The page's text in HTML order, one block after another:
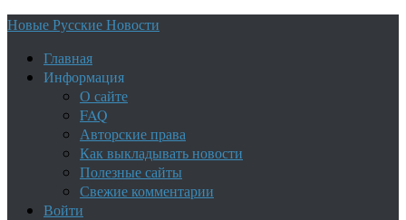
Новые Русские Новости
Главная
Информация
О сайте
FAQ
Авторские права
Как выкладывать новости
Полезные сайты
Свежие комментарии
Войти